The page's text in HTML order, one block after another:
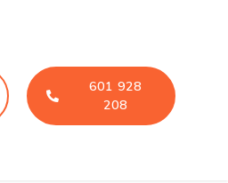
601 928
208